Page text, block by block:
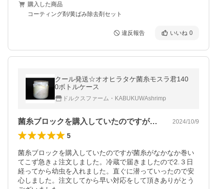
購入した商品
コーティング剤/黄ばみ除去剤セット
違反報告 いいね 0
クール発送☆オオヒラタケ菌糸モスラ君140
0ボトルケース
ドルクスファーム・KABUKUWAshrimp
菌糸ブロックを購入していたのですが菌糸… 2024/10/9
5
菌糸ブロックを購入していたのですが菌糸がなかなか巻い
てこず急きょ注文しました。冷蔵で届きましたので2.３日
経ってから幼虫を入れました。直ぐに潜っていったので安
心しました。注文してから早い対応をして頂きありがとう